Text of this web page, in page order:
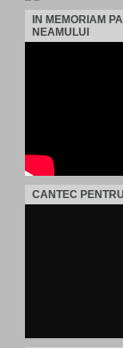
IN MEMORIAM
NEAMULUI
CANTEC